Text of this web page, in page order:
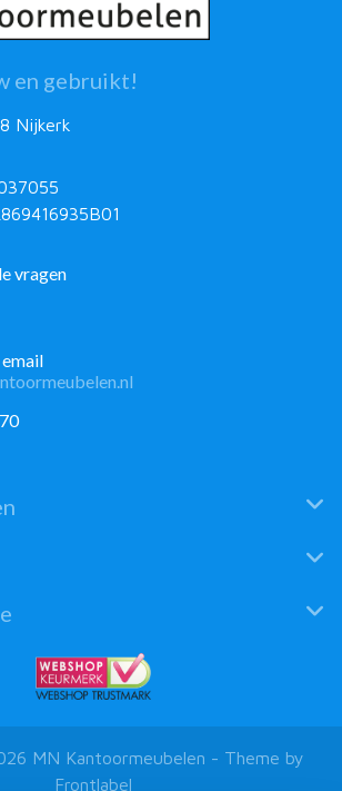
en gebruikt!
Nijkerk
vragen
MN Kantoormeubelen - Theme by
Frontlabel